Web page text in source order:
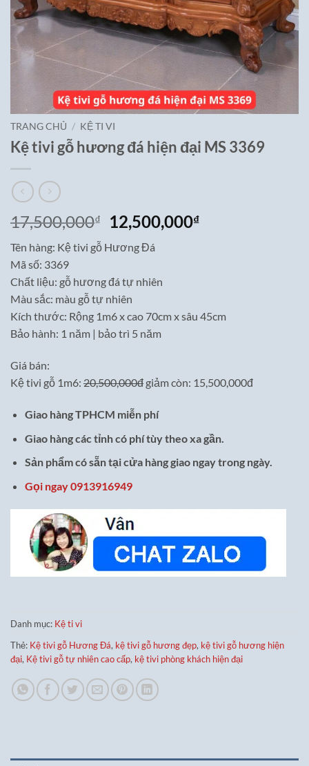
TRANG CHỦ / KỆ TI VI
Kệ tivi gỗ hương đá hiện đại MS 3369
17,500,000₫
Giá
gốc
là:
12,500,000₫Giá
Tên hàng: Kệ tivi gỗ Hương Đá
Mã số: 3369
Chất liệu: gỗ hương đá tự nhiên
Màu sắc: màu gỗ tự nhiên
Kích thước: Rộng 1m6 x cao 70cm x sâu 45cm
Bảo hành: 1 năm | bảo trì 5 năm
Giá bán:
Kệ tivi gỗ 1m6: 20,500,000đ giảm còn: 15,500,000đ
Giao hàng TPHCM miễn phí
Giao hàng các tỉnh có phí tùy theo xa gần.
Sản phẩm có sẵn tại cửa hàng giao ngay trong ngày.
Gọi ngay 0913916949
Danh mục: Kệ ti vi
Thẻ: Kệ tivi gỗ Hương Đá, kệ tivi gỗ hương đẹp, kệ tivi gỗ hương hiện
đại, Kệ tivi gỗ tự nhiên cao cấp, kệ tivi phòng khách hiện đại